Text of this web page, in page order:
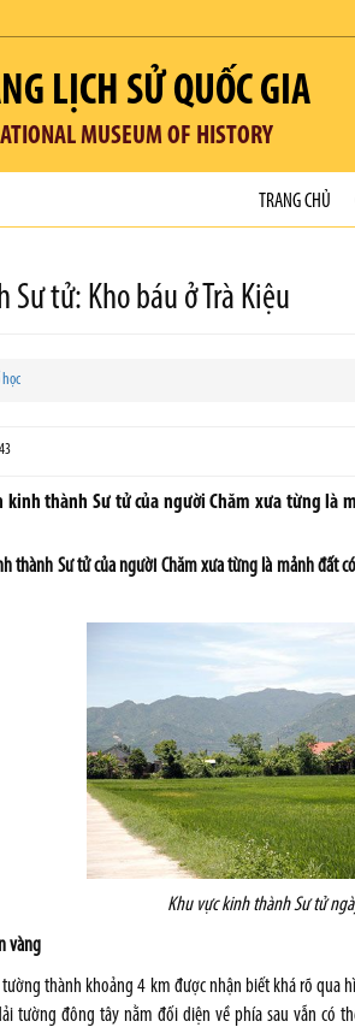
LỊCH SỬ QUỐC GIA
MUSEUM OF HISTORY
TRANG CHỦ
tử: Kho báu ở Trà Kiệu
học
kinh thành Sư tử của người Chăm xưa từng là
thành Sư tử của người Chăm xưa từng là mảnh đất
Khu vực kinh thành Sư tử
vàng
thành khoảng 4 km được nhận biết khá rõ qua
tường đông tây nằm đối diện về phía sau vẫn có